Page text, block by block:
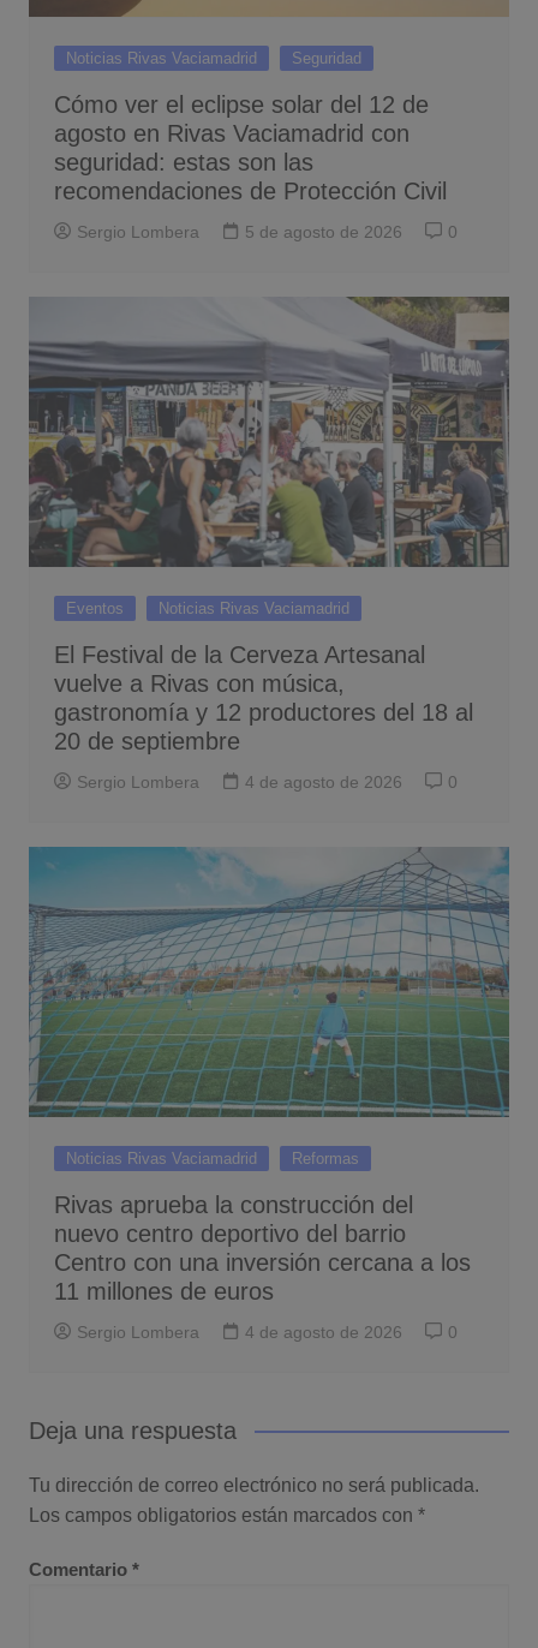
Noticias Rivas Vaciamadrid Seguridad
Cómo ver el eclipse solar del 12 de
agosto en Rivas Vaciamadrid con
seguridad: estas son las
recomendaciones de Protección Civil
Sergio Lombera 5 de agosto de 2026 0
Eventos Noticias Rivas Vaciamadrid
El Festival de la Cerveza Artesanal
vuelve a Rivas con música,
gastronomía y 12 productores del 18 al
20 de septiembre
Sergio Lombera 4 de agosto de 2026 0
Noticias Rivas Vaciamadrid Reformas
Rivas aprueba la construcción del
nuevo centro deportivo del barrio
Centro con una inversión cercana a los
11 millones de euros
Sergio Lombera 4 de agosto de 2026 0
Deja una respuesta
Tu dirección de correo electrónico no será publicada.
Los campos obligatorios están marcados con *
Comentario *